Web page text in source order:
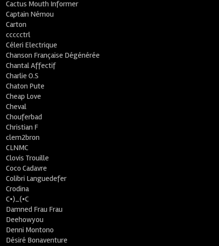
Cactus Mouth Informer
Captain Némou
Carton
ccccctrl
Céleri Electrique
Chanson Française Dégénérée
Chantal Affectif
Charlie O.S
Chaton Pute
Cheap Love
Cheval
Chouferbad
Christian F
clem2bron
CLNMC
Clovis Trouille
Coco Cadavre
Colibri Languedefer
Crodina
C•)_(•C
Damned Frau Frau
Deehowyou
Denni Montono
Désiré Bonaventure